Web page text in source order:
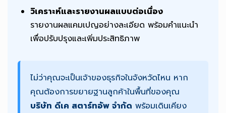
วิเคราะห์และรายงานผลแบบต่อเนื่อง
รายงานผลแคมเปญอย่างละเอียด พร้อมคำแนะนำ
เพื่อปรับปรุงและเพิ่มประสิทธิภาพ
ไม่ว่าคุณจะเป็นเจ้าของธุรกิจในจังหวัดไหน หาก
คุณต้องการขยายฐานลูกค้าในพื้นที่ของคุณ
บริษัท ดีเค สตาร์ทอัพ จำกัด พร้อมเดินเคียง